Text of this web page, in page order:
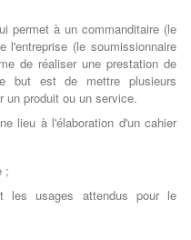
permet à un commanditaire (le
l'entreprise (le soumissionnaire
de réaliser une prestation de
but est de mettre plusieurs
un produit ou un service.
lieu à l'élaboration d'un cahier
;
les usages attendus pour le